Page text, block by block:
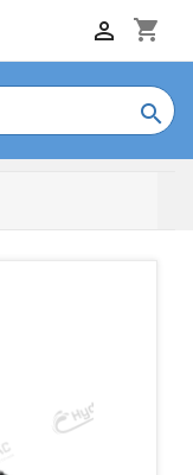
shopping_cart

